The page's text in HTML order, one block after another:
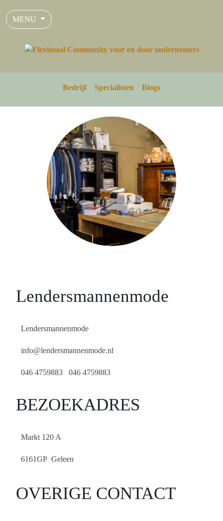
MENU
Bedrijf Specialisten Blogs
Lendersmannenmode
Lendersmannenmode
info@lendersmannenmode.nl
046 4759883 046 4759883
BEZOEKADRES
Markt 120 A
6161GP Geleen
OVERIGE CONTACT